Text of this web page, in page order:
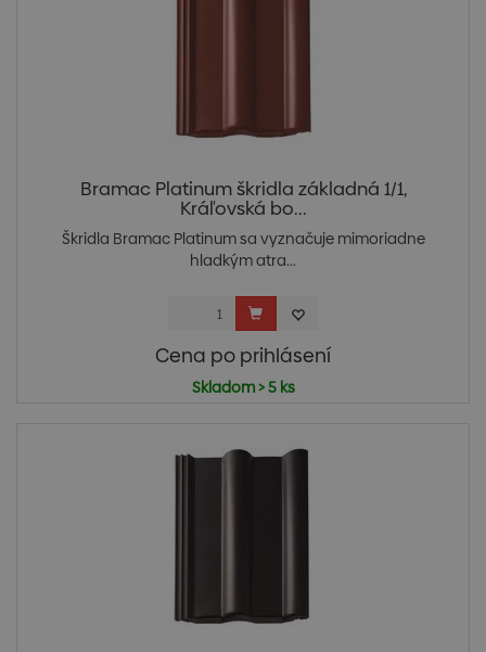
Bramac Platinum škridla základná 1/1,
Kráľovská bo...
Škridla Bramac Platinum sa vyznačuje mimoriadne
hladkým atra...
Cena po prihlásení
Skladom > 5 ks